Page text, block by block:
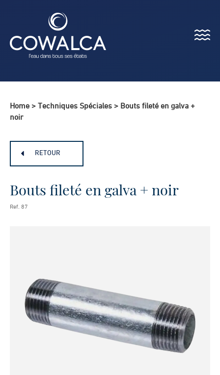
Menu
Home > Techniques Spéciales > Bouts fileté en galva +
noir
RETOUR
Bouts fileté en galva + noir
Ref. 87